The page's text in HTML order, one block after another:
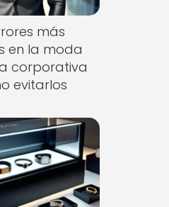
más
en la moda
corporativa
evitarlos